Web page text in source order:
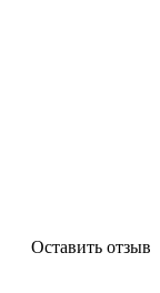
Оставить отзыв